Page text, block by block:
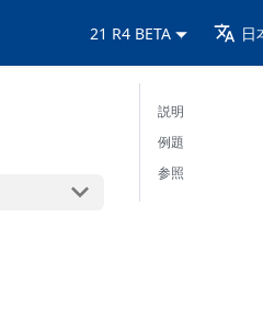
21 R4 BETA 日
説明
例題
参照